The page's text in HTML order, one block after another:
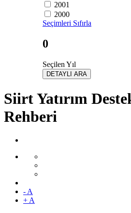
2001
2000
Seçimleri Sıfırla
0
Seçilen Yıl
DETAYLI ARA
Siirt Yatırım
Rehberi
- A
+ A